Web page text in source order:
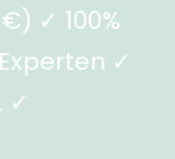
✓ 100%
✓
✓